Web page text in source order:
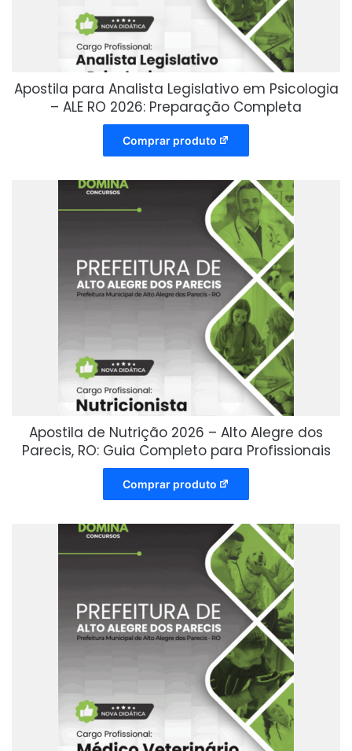
Apostila para Analista Legislativo em Psicologia
– ALE RO 2026: Preparação Completa
Comprar produto
Apostila de Nutrição 2026 – Alto Alegre dos
Parecis, RO: Guia Completo para Profissionais
Comprar produto